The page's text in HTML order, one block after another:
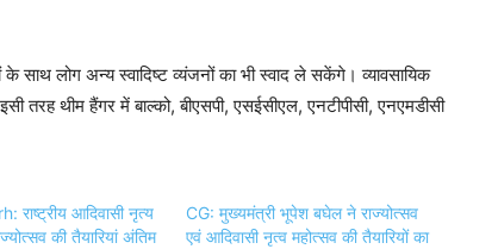
साथ लोग अन्य स्वादिष्ट व्यंजनों का भी स्वाद ले सकेंगे। व्यावसायिक
तरह थीम हैंगर में बाल्को, बीएसपी, एसईसीएल, एनटीपीसी, एनएमडीसी
राष्ट्रीय आदिवासी नृत्य
की तैयारियां अंतिम
CG: मुख्यमंत्री भूपेश बघेल ने राज्योत्सव
एवं आदिवासी नृत्व महोत्सव की तैयारियों का